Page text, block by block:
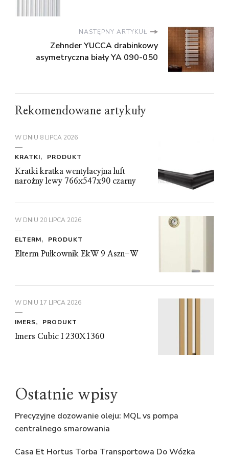
NASTĘPNY ARTYKUŁ
Zehnder YUCCA drabinkowy
asymetryczna biały YA 090-050
Rekomendowane artykuły
W DNIU 8 LIPCA 2026
KRATKI
PRODUKT
Kratki kratka wentylacyjna luft
narożny lewy 766x547x90 czarny
W DNIU 20 LIPCA 2026
ELTERM
PRODUKT
Elterm Pułkownik EkW 9 Aszn-W
W DNIU 17 LIPCA 2026
IMERS
PRODUKT
Imers Cubic I 230X1360
Ostatnie wpisy
Precyzyjne dozowanie oleju: MQL vs pompa
centralnego smarowania
Casa Et Hortus Torba Transportowa Do Wózka